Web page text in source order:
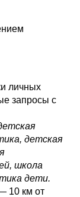
личных
запросы с
детская
школа
дети.
10 км от